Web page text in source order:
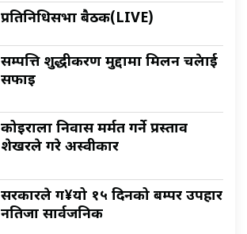
प्रतिनिधिसभा बैठक(LIVE)
सम्पत्ति शुद्धीकरण मुद्दामा मिलन चक्रेलाई
सफाइ
कोइराला निवास मर्मत गर्ने प्रस्ताव
शेखरले गरे अस्वीकार
सरकारले ग¥यो १५ दिनको बम्पर उपहार
नतिजा सार्वजनिक